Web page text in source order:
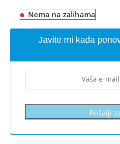
Nema na zalihama
Javite mi kada
Pošalji